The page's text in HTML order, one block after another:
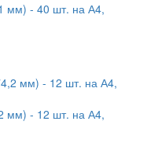
мм) - 40 шт. на А4,
мм) - 12 шт. на А4,